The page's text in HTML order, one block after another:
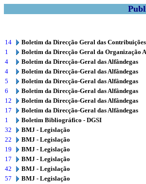
14
Boletim da Direcção Geral das
1
Boletim da Direcção Geral da Organização
4
Boletim da Direcção-Geral das Alfândegas
4
Boletim da Direcção-Geral das Alfândegas
5
Boletim da Direcção-Geral das Alfândegas
6
Boletim da Direcção-Geral das Alfândegas
12
Boletim da Direcção-Geral das Alfândegas
17
Boletim da Direcção-Geral das Alfândegas
1
Boletim Bibliográfico - DGSI
32
BMJ - Legislação
22
BMJ - Legislação
19
BMJ - Legislação
17
BMJ - Legislação
42
BMJ - Legislação
57
BMJ - Legislação